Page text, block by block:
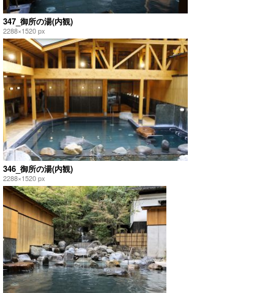
347_御所の湯(内観)
2288×1520 px
346_御所の湯(内観)
2288×1520 px